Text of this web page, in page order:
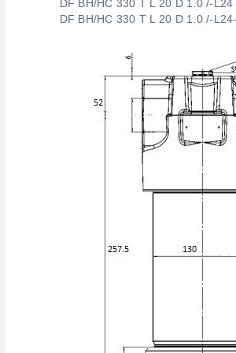
DF BH/HC 330 T L 20 D 1.0 /-L24
DF BH/HC 330 T L 20 D 1.0 /-